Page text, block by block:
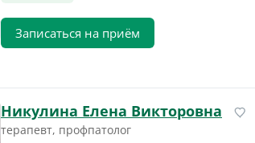
Записаться на приём
Никулина Елена Викторовна
терапевт, профпатолог